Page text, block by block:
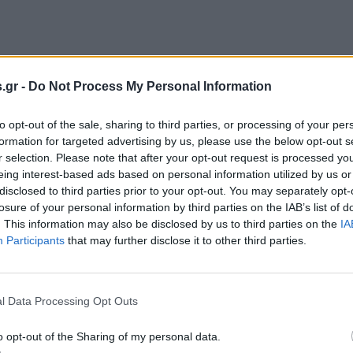
- Do Not Process My Personal Information
opt-out of the sale, sharing to third parties, or processing of your
for targeted advertising by us, please use the below opt-out
selection. Please note that after your opt-out request is processed
interest-based ads based on personal information utilized by us
to third parties prior to your opt-out. You may separately
of your personal information by third parties on the IAB’s list of
This information may also be disclosed by us to third parties on the
Participants that may further disclose it to other third parties.
Data Processing Opt Outs
opt-out of the Sharing of my personal data.
πιο εμφανής. Η Τράπεζα της Ελλάδος (ΤτΕ) έχει
αλλαγής, ότι χωρίς έγκαιρη προσαρμογή, το
διακόσια δισεκατομμύρια ευρώ έως το 2100.Τα
, όπως οι εκτεταμένες πλημμύρες στη Θεσσαλία,
κίνδυνο, αλλά μετρήσιμη οικονομική και
παραγωγή, στην ασφάλεια και στην κοινωνική
και άμυνας το οποίο μειώνει κινδύνους, απορροφά
να λειτουργεί ακόμη και υπό πίεση.